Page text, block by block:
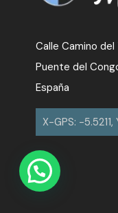
Calle Camino
Puente del
España
X-GPS: -